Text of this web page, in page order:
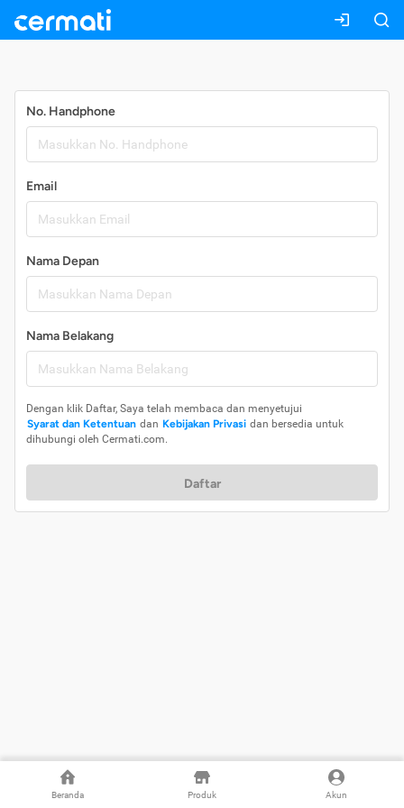
Beranda Produk Akun
No. Handphone
Email
Nama Depan
Nama Belakang
Dengan klik Daftar, Saya telah membaca dan menyetujui
Syarat dan Ketentuan dan Kebijakan Privasi dan bersedia untuk
dihubungi oleh Cermati.com.
Daftar